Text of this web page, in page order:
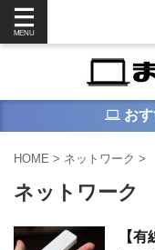
おす
HOME > ネットワーク >
ネットワーク
【